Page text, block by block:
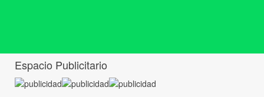
Espacio Publicitario